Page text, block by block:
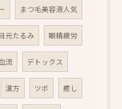
まつ毛美容液人気
元たるみ 眼精疲労
流 デトックス
漢方 ツボ 癒し